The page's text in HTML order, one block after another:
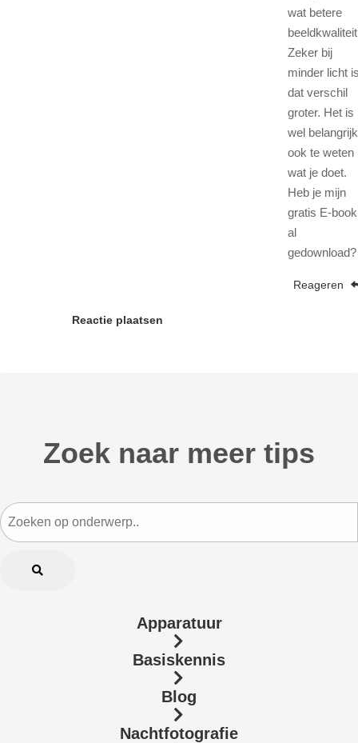
wat betere
Zeker bij
minder licht
dat verschil
groter. Het is
wel belangrijk
ook te weten
wat je doet.
Heb je mijn
gratis E-book
al
gedownload?
Reageren
Reactie plaatsen
Zoek naar meer tips
Apparatuur
Basiskennis
Blog
Nachtfotografie